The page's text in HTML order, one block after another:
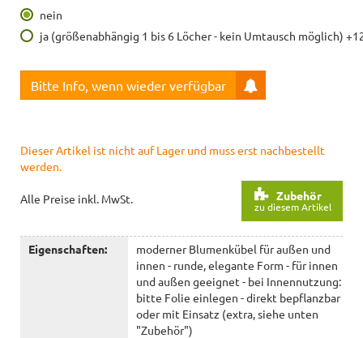
nein
ja (größenabhängig 1 bis 6 Löcher - kein Umtausch möglich)
Bitte Info, wenn wieder verfügbar
Dieser Artikel ist nicht auf Lager und muss erst nachbestellt
werden.
Zubehör
zu diesem Artikel
Alle Preise inkl. MwSt.
Eigenschaften:
moderner Blumenkübel für außen und
innen - runde, elegante Form - für innen
und außen geeignet - bei Innennutzung:
bitte Folie einlegen - direkt bepflanzbar
oder mit Einsatz (extra, siehe unten
"Zubehör")